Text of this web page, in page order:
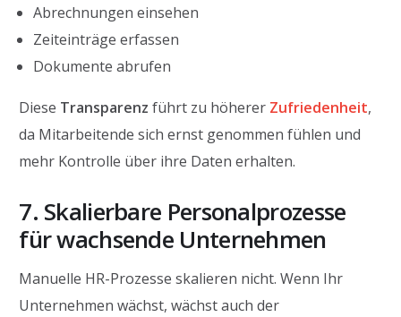
Abrechnungen einsehen
Zeiteinträge erfassen
Dokumente abrufen
Diese Transparenz führt zu höherer Zufriedenheit,
da Mitarbeitende sich ernst genommen fühlen und
mehr Kontrolle über ihre Daten erhalten.
7. Skalierbare Personalprozesse
für wachsende Unternehmen
Manuelle HR-Prozesse skalieren nicht. Wenn Ihr
Unternehmen wächst, wächst auch der